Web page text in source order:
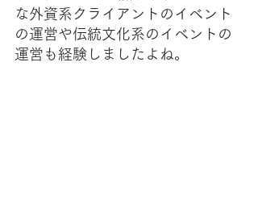
な外資系クライアントのイベント
の運営や伝統文化系のイベントの
運営も経験しましたよね。